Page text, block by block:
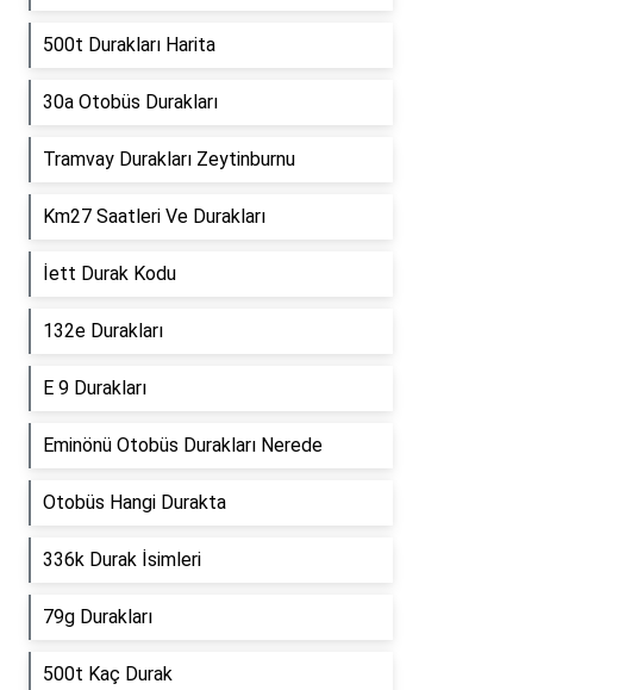
500t Durakları Harita
30a Otobüs Durakları
Tramvay Durakları Zeytinburnu
Km27 Saatleri Ve Durakları
İett Durak Kodu
132e Durakları
E 9 Durakları
Eminönü Otobüs Durakları Nerede
Otobüs Hangi Durakta
336k Durak İsimleri
79g Durakları
500t Kaç Durak